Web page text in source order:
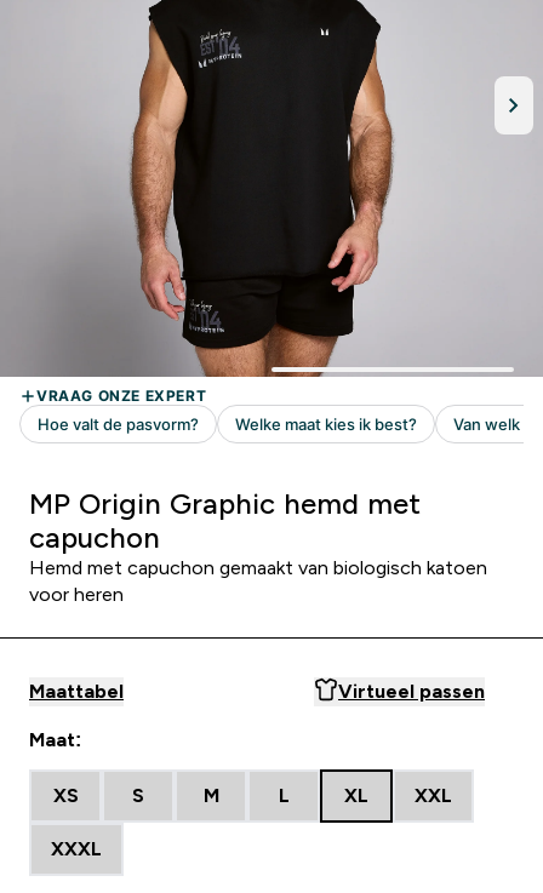
MP Origin Graphic hemd met
capuchon
Hemd met capuchon gemaakt van biologisch katoen
voor heren
Maattabel Virtueel passen
Maat:
XS S M L XL XXL
XXXL